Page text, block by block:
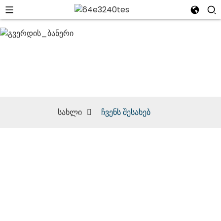
სახლი ჩვენს შესახებ